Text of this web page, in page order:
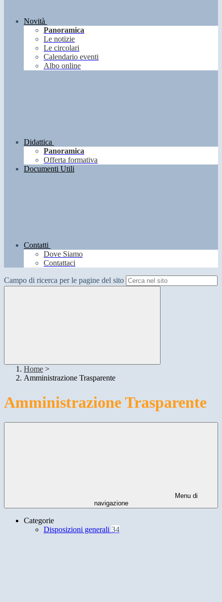
Novità
Panoramica
Le notizie
Le circolari
Calendario eventi
Albo online
Didattica
Panoramica
Offerta formativa
Documenti Utili
Contatti
Dove Siamo
Contattaci
Campo di ricerca per le pagine del sito
Home >
Amministrazione Trasparente
Amministrazione Trasparente
Menu di
navigazione
Categorie
Disposizioni generali 34